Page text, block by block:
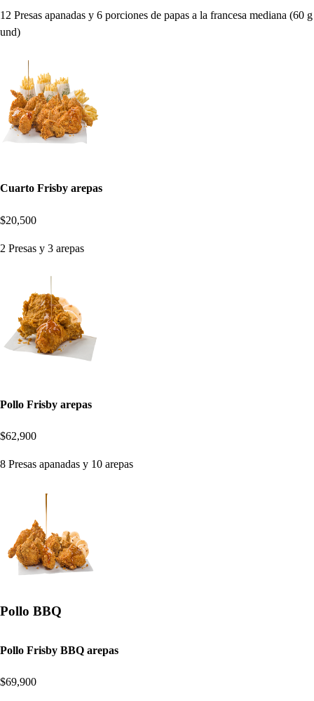
12 Presas apanadas y 6 porciones de papas a la francesa mediana (60 g
und)
Cuarto Frisby arepas
$20,500
2 Presas y 3 arepas
Pollo Frisby arepas
$62,900
8 Presas apanadas y 10 arepas
Pollo BBQ
Pollo Frisby BBQ arepas
$69,900